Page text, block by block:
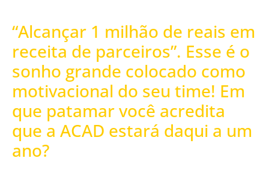
“Alcançar 1 milhão de reais em
receita de parceiros”. Esse é o
sonho grande colocado como
motivacional do seu time! Em
que patamar você acredita
que a ACAD estará daqui a um
ano?